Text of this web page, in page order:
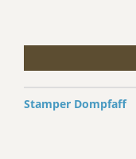
Stamper Dompfaff